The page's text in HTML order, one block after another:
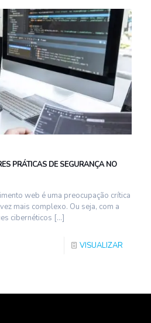
PRÁTICAS DE SEGURANÇA NO
web é uma preocupação crítica
mais complexo. Ou seja, com a
cibernéticos […]
VISUALIZAR